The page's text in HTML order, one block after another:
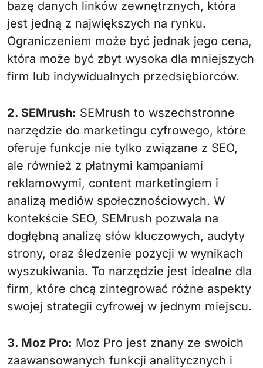
bazę danych linków zewnętrznych, która
jest jedną z największych na rynku.
Ograniczeniem może być jednak jego cena,
która może być zbyt wysoka dla mniejszych
firm lub indywidualnych przedsiębiorców.
2. SEMrush: SEMrush to wszechstronne
narzędzie do marketingu cyfrowego, które
oferuje funkcje nie tylko związane z SEO,
ale również z płatnymi kampaniami
reklamowymi, content marketingiem i
analizą mediów społecznościowych. W
kontekście SEO, SEMrush pozwala na
dogłębną analizę słów kluczowych, audyty
strony, oraz śledzenie pozycji w wynikach
wyszukiwania. To narzędzie jest idealne dla
firm, które chcą zintegrować różne aspekty
swojej strategii cyfrowej w jednym miejscu.
3. Moz Pro: Moz Pro jest znany ze swoich
zaawansowanych funkcji analitycznych i